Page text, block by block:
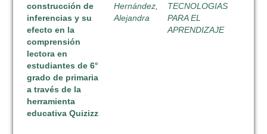
construcción de
inferencias y su
efecto en la
comprensión
lectora en
estudiantes de 6°
grado de primaria
a través de la
herramienta
educativa Quizizz
Hernández,
Alejandra
TECNOLOGIAS
PARA EL
APRENDIZAJE